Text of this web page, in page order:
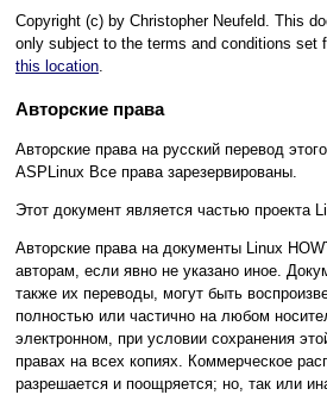
Copyright (c) by Christopher Neufeld. This
only subject to the terms and conditions set
this location.
Авторские права
Авторские права на русский перевод
ASPLinux Все права зарезервированы.
Этот документ является частью проекта
Авторские права на документы Linux
авторам, если явно не указано иное.
также их переводы, могут быть
полностью или частично на любом
электронном, при условии сохранения
правах на всех копиях. Коммерческое
разрешается и поощряется; но, так или